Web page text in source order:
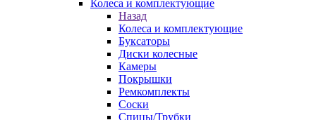
Колеса и комплектующие
Назад
Колеса и комплектующие
Буксаторы
Диски колесные
Камеры
Покрышки
Ремкомплекты
Соски
Спицы/Трубки